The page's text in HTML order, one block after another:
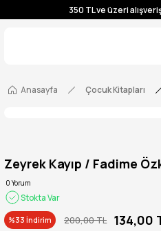
350 TL ve üzeri
350 TL ve üzeri
Anasayfa
Çocuk Kitapları
Zeyrek Kayıp / Fadime
0 Yorum
Stokta Var
%33 İndirim 200,00 TL 134,00